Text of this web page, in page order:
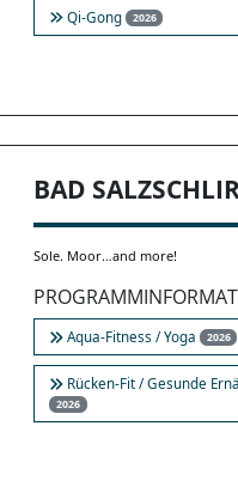
Qi-Gong 2026
BAD
Sole. Moor…and more!
Aqua-Fitness / Yoga 2026
Rücken-Fit / Gesunde
2026